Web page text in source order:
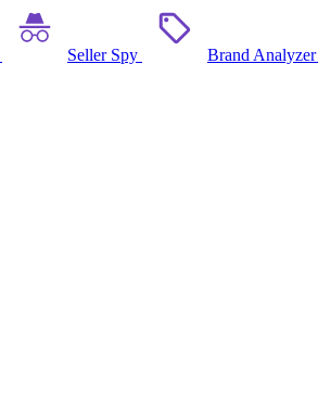
Seller Spy Brand Analyzer